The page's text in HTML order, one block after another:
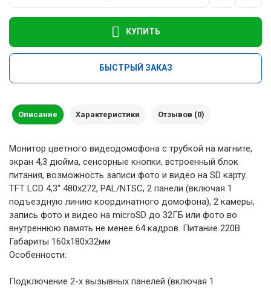
КУПИТЬ
БЫСТРЫЙ ЗАКАЗ
Описание Характеристики Отзывов (0)
Монитор цветного видеодомофона с трубкой на магните,
экран 4,3 дюйма, сенсорные кнопки, встроенный блок
питания, возможность записи фото и видео на SD карту.
TFT LCD 4,3" 480x272, PAL/NTSC, 2 панели (включая 1
подъездную линию координатного домофона), 2 камеры,
запись фото и видео на microSD до 32ГБ или фото во
внутреннюю память не менее 64 кадров. Питание 220В.
Габариты 160х180х32мм
Особенности:
Подключение 2-х вызывных панелей (включая 1